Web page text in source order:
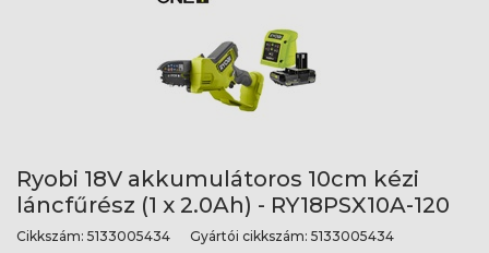
Ryobi 18V akkumulátoros 10cm kézi
láncfűrész (1 x 2.0Ah) - RY18PSX10A-120
Cikkszám: 5133005434 Gyártói cikkszám: 5133005434